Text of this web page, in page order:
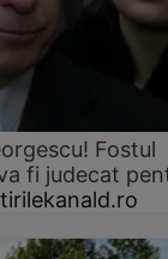
Fostul
fi judecat